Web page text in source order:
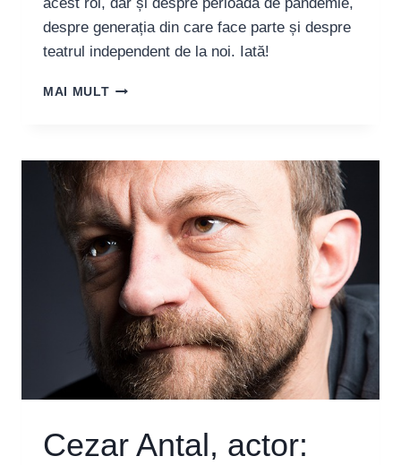
despre generația din care face parte și despre
teatrul independent de la noi. Iată!
MAI MULTALEX
DE
PERIOADE
S-
AU
DOVEDIT
ȘI
UN
FERMENT
BUN
PENTRU
SCHIMBĂRI”
Cezar Antal, actor: